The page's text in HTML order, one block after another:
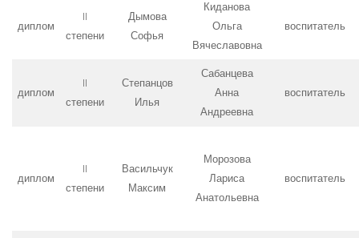
диплом
II
степени
Дымова
Софья
Киданова
Ольга
Вячеславовна
воспитатель
диплом
II
степени
Степанцов
Илья
Сабанцева
Анна
Андреевна
воспитатель
диплом
II
степени
Васильчук
Максим
Морозова
Лариса
Анатольевна
воспитатель